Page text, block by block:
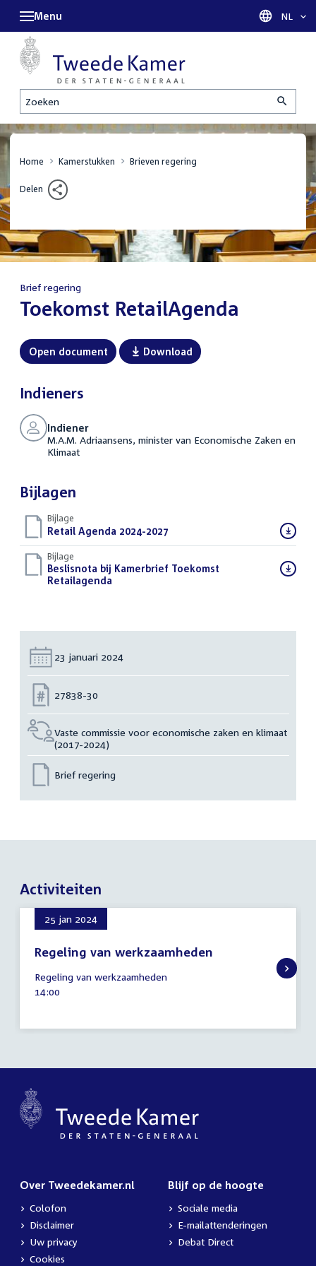
Zoeken
Menu Taal
NL
Home Kamerstukken Brieven regering
Delen
Brief regering
:Toekomst RetailAgenda
Open document Download
Indieners
Indiener
M.A.M. Adriaansens, minister van Economische Zaken en
Klimaat
Bijlagen
Bijlage
Download
bestand:
Retail Agenda 2024-2027
Bijlage
Download
bestand:
Beslisnota bij Kamerbrief Toekomst
Retailagenda
Datum:
23 januari 2024
Nummer:
27838-30
Vaste commissie voor economische zaken en klimaat
(2017-2024)
Brief regering
Activiteiten
25 jan 2024
Regeling van werkzaamheden
januari
2024
Regeling van werkzaamheden
Tijd
14:00
Over Tweedekamer.nl
Colofon
Disclaimer
Uw privacy
Cookies
Blijf op de hoogte
Sociale media
E-mailattenderingen
Debat Direct